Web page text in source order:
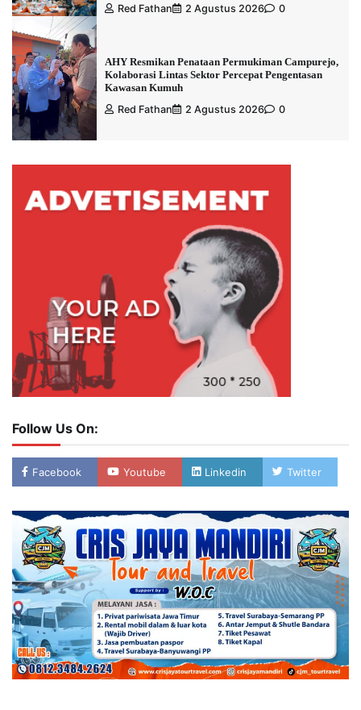
Red Fathan
2 Agustus 2026 0
AHY Resmikan Penataan Permukiman Campurejo,
Kolaborasi Lintas Sektor Percepat Pengentasan
Kawasan Kumuh
Red Fathan
2 Agustus 2026 0
Follow Us On:
Facebook Youtube Linkedin Twitter